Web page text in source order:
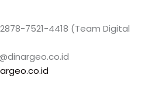
7521-4418 (Team Digital